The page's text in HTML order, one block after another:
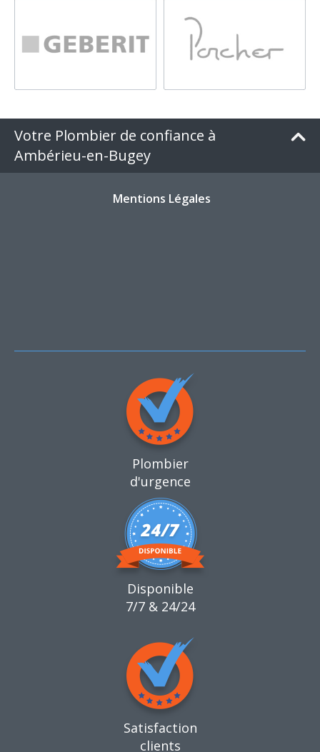
Votre Plombier de confiance à
Ambérieu-en-Bugey
Mentions Légales
Plombier
d'urgence
Disponible
7/7 & 24/24
Satisfaction
clients